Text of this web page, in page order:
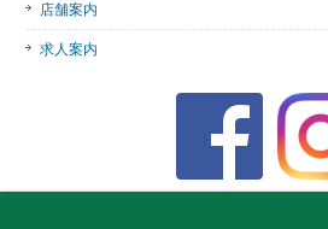
店舗案内
求人案内